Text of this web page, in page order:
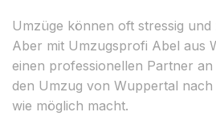
Umzüge können oft stressig und
Aber mit Umzugsprofi Abel aus
einen professionellen Partner
den Umzug von Wuppertal
wie möglich macht.